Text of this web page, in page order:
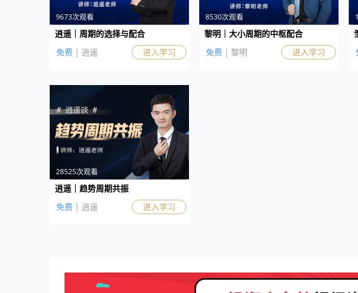
9673次观看
逍遥｜周期的选择与配合
免费 | 逍遥 进入学习
8530次观看
黎明｜大小周期的中枢配合
免费 | 黎明 进入学习
28525次观看
逍遥｜趋势周期共振
免费 | 逍遥 进入学习